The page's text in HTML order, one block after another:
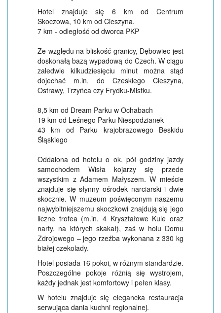
Hotel znajduje się 6 km od Centrum
Skoczowa, 10 km od Cieszyna.
7 km - odległość od dworca PKP
Ze względu na bliskość granicy, Dębowiec jest
doskonałą bazą wypadową do Czech. W ciągu
zaledwie kilkudziesięciu minut można stąd
dojechać m.in. do Czeskiego Cieszyna,
Ostrawy, Trzyńca czy Frydku-Mistku.
8,5 km od Dream Parku w Ochabach
19 km od Leśnego Parku Niespodzianek
43 km od Parku krajobrazowego Beskidu
Śląskiego
Oddalona od hotelu o ok. pół godziny jazdy
samochodem Wisła kojarzy się przede
wszystkim z Adamem Małyszem. W mieście
znajduje się słynny ośrodek narciarski i dwie
skocznie. W muzeum poświęconym naszemu
najwybitniejszemu skoczkowi znajdują się jego
liczne trofea (m.in. 4 Kryształowe Kule oraz
narty, na których skakał), zaś w holu Domu
Zdrojowego – jego rzeźba wykonana z 330 kg
białej czekolady.
Hotel posiada 16 pokoi, w różnym standardzie.
Poszczególne pokoje różnią się wystrojem,
każdy jednak jest komfortowy i pełen klasy.
W hotelu znajduje się elegancka restauracja
serwująca dania kuchni regionalnej.